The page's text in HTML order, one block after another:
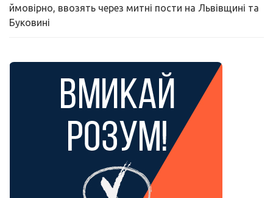
ймовірно, ввозять через митні пости на Львівщині та
Буковині